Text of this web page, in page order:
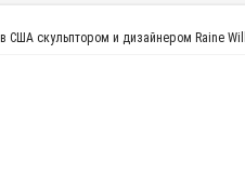
США скульптором и дизайнером Raine